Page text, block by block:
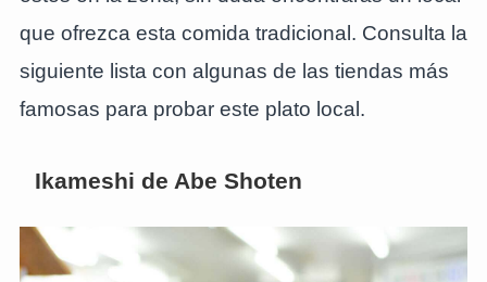
que ofrezca esta comida tradicional. Consulta la
siguiente lista con algunas de las tiendas más
famosas para probar este plato local.
Ikameshi de Abe Shoten